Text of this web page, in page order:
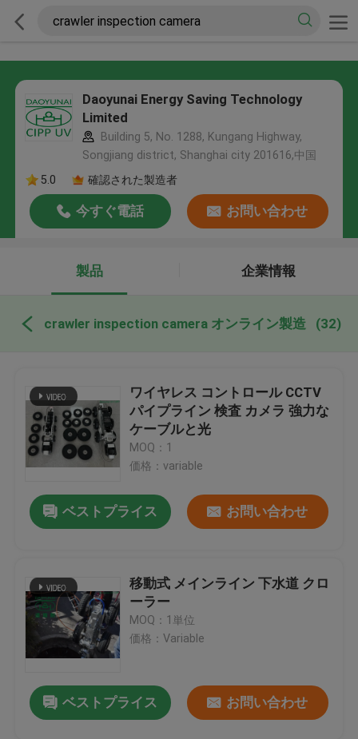
Daoyunai Energy Saving Technology
Limited
Building 5, No. 1288, Kungang Highway,
Songjiang district, Shanghai city 201616,中国
5.0
確認された製造者
今すぐ電話 お問い合わせ
製品 企業情報
crawler inspection camera オンライン製造 (32)
ワイヤレス コントロール CCTV
パイプライン 検査 カメラ 強力な
ケーブルと光
MOQ：1
価格：variable
ベストプライス お問い合わせ
移動式 メインライン 下水道 クロ
ーラー
MOQ：1単位
価格：Variable
ベストプライス お問い合わせ